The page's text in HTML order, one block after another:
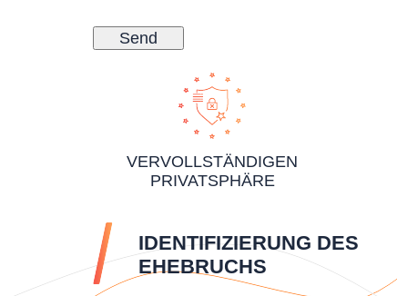
VERVOLLSTÄNDIGEN
PRIVATSPHÄRE
IDENTIFIZIERUNG DES
EHEBRUCHS